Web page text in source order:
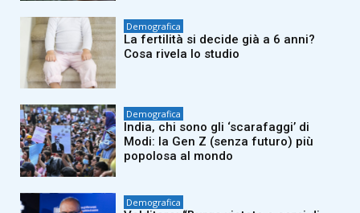
Demografica
La fertilità si decide già a 6 anni?
Cosa rivela lo studio
Demografica
India, chi sono gli ‘scarafaggi’ di
Modi: la Gen Z (senza futuro) più
popolosa al mondo
Demografica